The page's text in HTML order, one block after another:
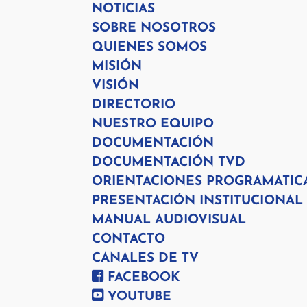
NOTICIAS
SOBRE NOSOTROS
QUIENES SOMOS
MISIÓN
VISIÓN
DIRECTORIO
NUESTRO EQUIPO
DOCUMENTACIÓN
DOCUMENTACIÓN TVD
ORIENTACIONES
PRESENTACIÓN INSTITUCIONAL
MANUAL AUDIOVISUAL
CONTACTO
CANALES DE TV
FACEBOOK
YOUTUBE